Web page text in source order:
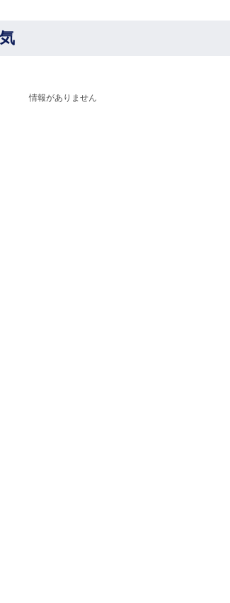
情報がありません